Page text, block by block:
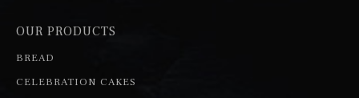
OUR PRODUCTS
BREAD
CELEBRATION CAKES